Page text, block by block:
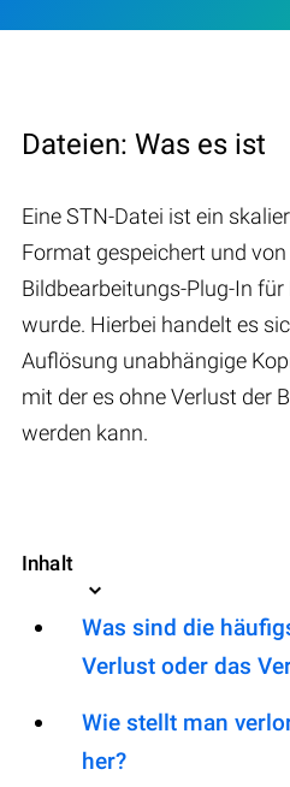
Dateien: Was es ist
Eine STN-Datei ist ein
Format gespeichert und
Bildbearbeitungs-Plug-In
wurde. Hierbei handelt es
Auflösung unabhängige
mit der es ohne Verlust der
werden kann.
Inhalt
Was sind die
Verlust oder das
Wie stellt man
her?